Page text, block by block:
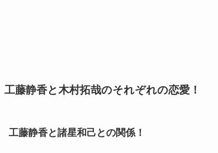
工藤静香と木村拓哉のそれぞれの恋愛！
工藤静香と諸星和己との関係！